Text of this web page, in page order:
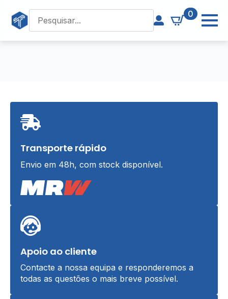
0
Transporte rápido
Envio em 48h, com stock disponível.
Apoio ao cliente
Contacte a nossa equipa e responderemos a
todas as questões o mais breve possível.